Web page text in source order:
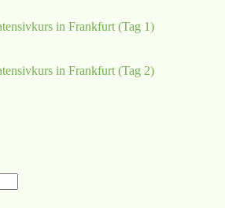
in Frankfurt (Tag 1)
in Frankfurt (Tag 2)